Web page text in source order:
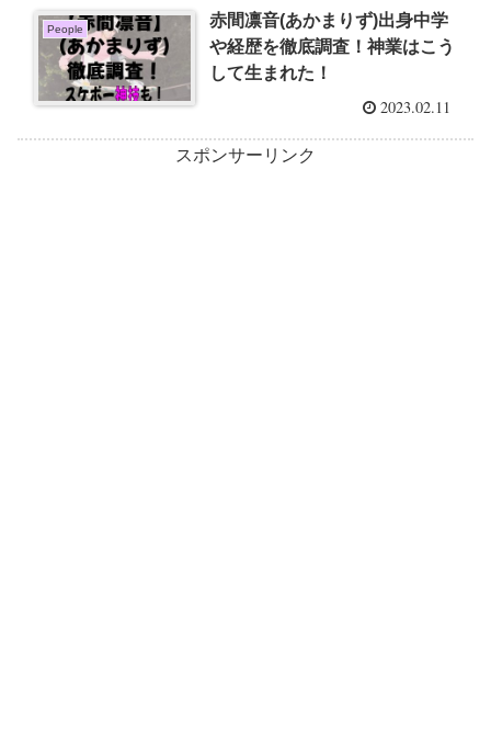
People
赤間凛音(あかまりず)出身中学
や経歴を徹底調査！神業はこう
して生まれた！
2023.02.11
スポンサーリンク